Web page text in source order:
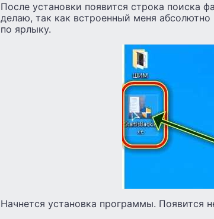
После установки появится строка поиска
делаю, так как встроенный меня
по ярлыку.
Начнется установка программы. Появится